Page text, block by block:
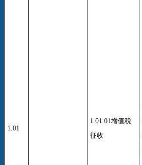
1.01
1.01.01增值税
征收